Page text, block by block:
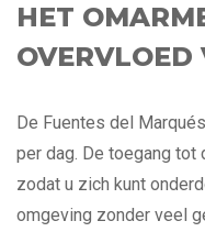
HET
De Fuentes del
per dag. De toegang tot
zodat u zich kunt
omgeving zonder veel